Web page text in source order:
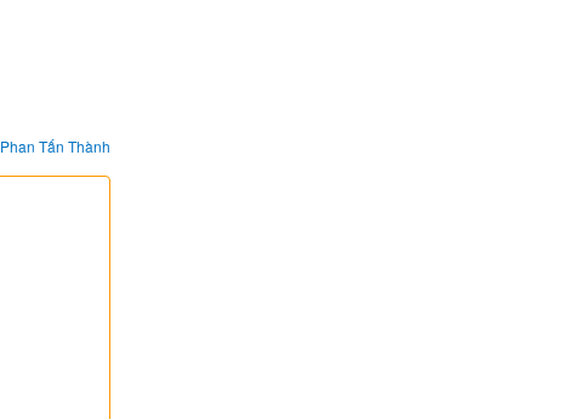
Phan Tấn Thành